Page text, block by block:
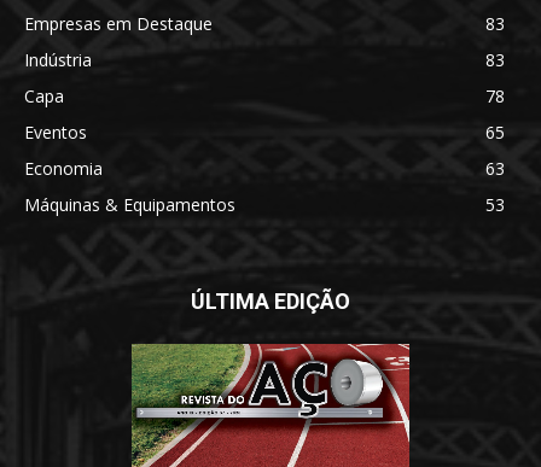
Empresas em Destaque
83
Indústria
83
Capa
78
Eventos
65
Economia
63
Máquinas & Equipamentos
53
ÚLTIMA EDIÇÃO